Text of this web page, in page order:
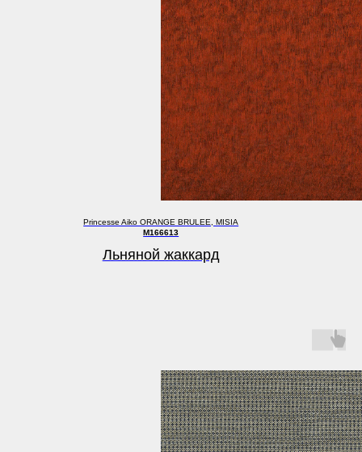
Princesse Aiko ORANGE BRULEE, MISIA
M166613
Льняной жаккард